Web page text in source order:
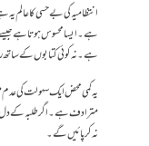
انتظامیہ کی بے حسی کا
ہے۔ ایسا محسوس ہوتا ہے
ہے۔ نہ کوئی کتابوں کے
یہ کمی محض ایک سہولت کی عدم
مترادف ہے۔ اگر طلبہ کے دل
نہ کر پائیں گے۔